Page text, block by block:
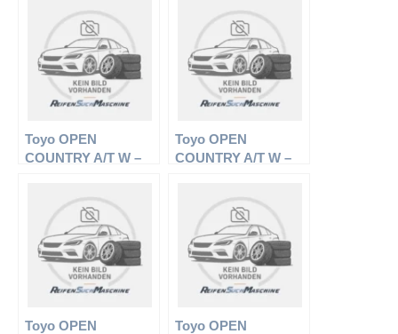
Ganzjahresreifen
Ganzjahresreifen
Toyo OPEN
COUNTRY A/T W –
Sommerreifen
Toyo OPEN
COUNTRY A/T W –
Winterreifen
Toyo OPEN
Toyo OPEN